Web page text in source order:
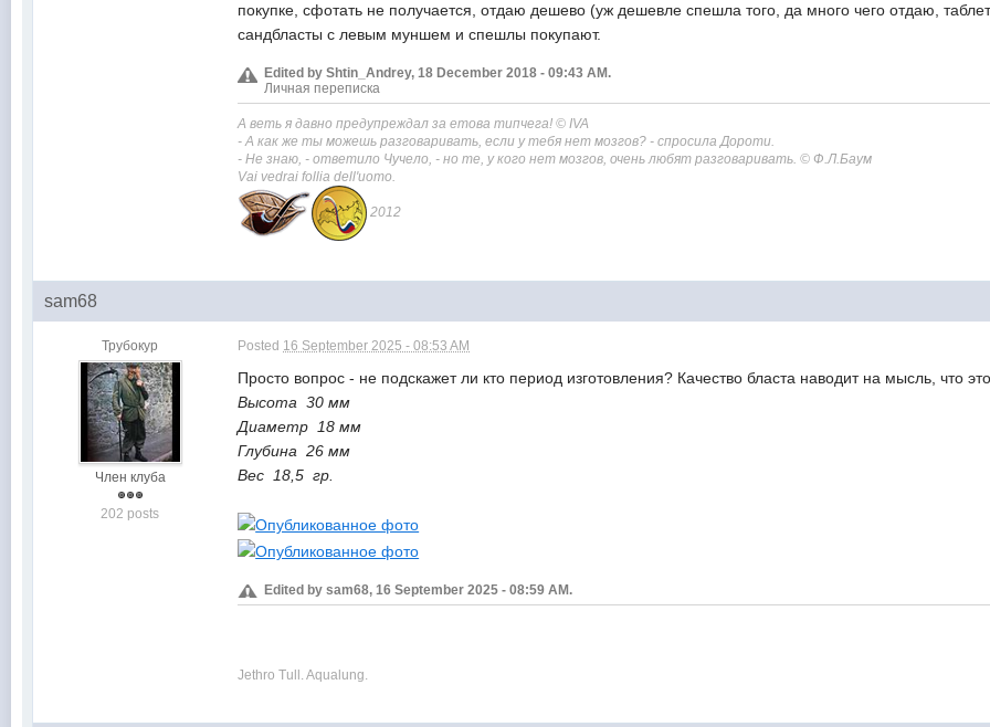
покупке, сфотать не получается, отдаю дешево (уж дешевле спешла того, да много чего отдаю,
сандбласты с левым муншем и спешлы покупают.
Edited by Shtin_Andrey, 18 December 2018 - 09:43 AM.
Личная переписка
А веть я давно предупреждал за етова типчега!© IVA
- А как же ты можешь разговаривать, если у тебя нет мозгов? - спросила Дороти.
- Не знаю, - ответило Чучело, - но те, у кого нет мозгов, очень любят разговаривать. © Ф.Л.Баум
Vai vedraifollia dell'uomo.
2012
sam68
Трубокур
Член клуба
202 posts
Posted 16 September 2025 - 08:53 AM
Просто вопрос - не подскажет ли кто период изготовления? Качество бласта наводит на мысль, что
Высота 30 мм
Диаметр 18 мм
Глубина 26 мм
Вес 18,5 гр.
Edited by sam68, 16 September 2025 - 08:59 AM.
Jethro Tull. Aqualung.